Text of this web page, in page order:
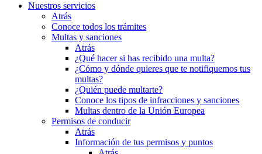
Nuestros servicios
Atrás
Conoce todos los trámites
Multas y sanciones
Atrás
¿Qué hacer si has recibido una multa?
¿Cómo y dónde quieres que te notifiquemos tus
multas?
¿Quién puede multarte?
Conoce los tipos de infracciones y sanciones
Multas dentro de la Unión Europea
Permisos de conducir
Atrás
Información de tus permisos y puntos